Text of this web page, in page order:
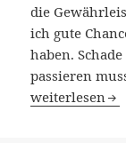
die
ich gute
haben.
passieren
Langzeit-
weiterlesen